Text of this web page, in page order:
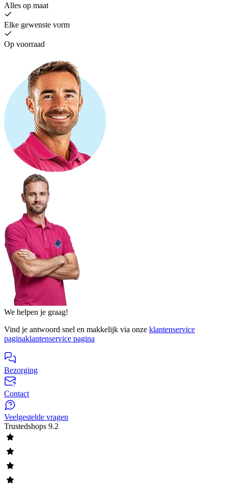
Alles op maat
Elke gewenste vorm
Op voorraad
We helpen je graag!
Vind je antwoord snel en makkelijk via onze klantenservice
paginaklantenservice pagina
Bezorging
Contact
Veelgestelde vragen
Trustedshops 9.2